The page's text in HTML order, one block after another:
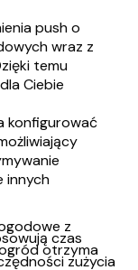
push o
wraz z
temu
Ciebie
konfigurować
innych
z
czas
otrzyma
zużycia